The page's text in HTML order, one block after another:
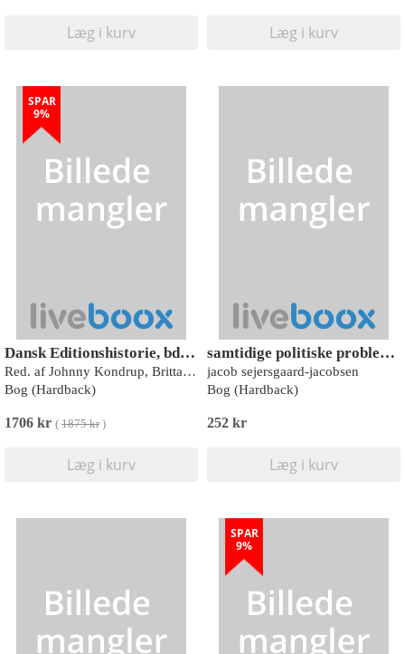
Læg i kurv Læg i kurv
SPAR
9%
Dansk Editionshistorie, bd. 1-4
Red. af Johnny Kondrup, Britta Olrik Frederiksen og Christian Troelsgård under medvirken af David Bloch
Bog (Hardback)
1706 kr ( 1875 kr)
Læg i kurv
samtidige politiske problemstillinger
jacob sejersgaard-jacobsen
Bog (Hardback)
252 kr
Læg i kurv
SPAR
9%